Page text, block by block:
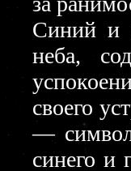
Синий и
неба,
своего
—
синего и